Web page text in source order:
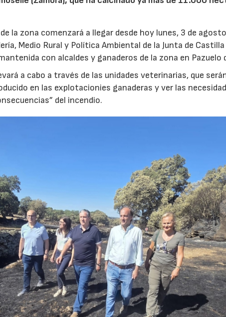
la zona comenzará a llegar desde hoy lunes, 3 de
Medio Rural y Política Ambiental de la Junta de Castilla
con alcaldes y ganaderos de la zona en Pazuelo
a cabo a través de las unidades veterinarias, que
en las explotacionies ganaderas y ver las
del incendio.